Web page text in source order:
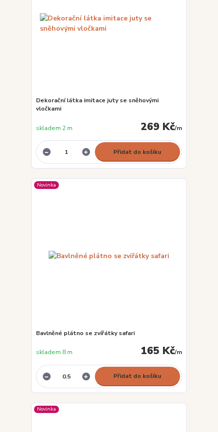
Dekorační látka imitace juty se sněhovými
vločkami
269 Kč/m
skladem 2 m
Přidat do košíku
Novinka
Bavlněné plátno se zvířátky safari
165 Kč/m
skladem 8 m
Přidat do košíku
Novinka